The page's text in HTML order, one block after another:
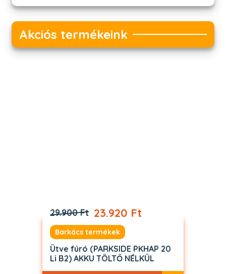
Akciós termékeink
29.900 Ft 23.920 Ft
Barkács termékek
Ütve fúró (PARKSIDE PKHAP 20
Li B2) AKKU TÖLTŐ NÉLKÜL